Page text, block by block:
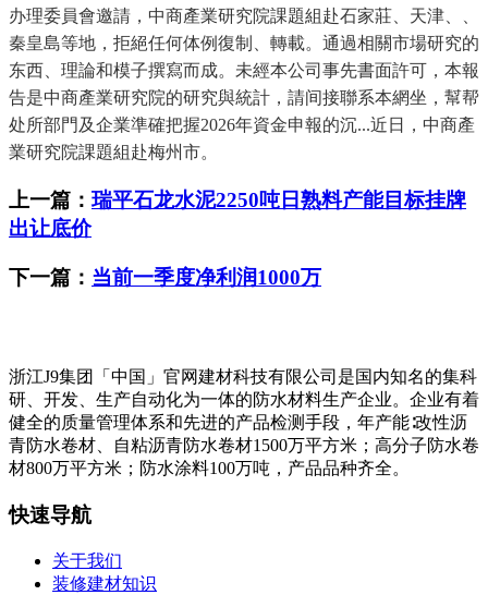
办理委員會邀請，中商產業研究院課題組赴石家莊、天津、、
秦皇島等地，拒絕任何体例復制、轉載。通過相關市場研究的
东西、理論和模子撰寫而成。未經本公司事先書面許可，本報
告是中商產業研究院的研究與統計，請间接聯系本網坐，幫帮
处所部門及企業準確把握2026年資金申報的沉...近日，中商產
業研究院課題組赴梅州市。
上一篇： 瑞平石龙水泥2250吨日熟料产能目标挂牌
出让底价
下一篇： 当前一季度净利润1000万
浙江J9集团「中国」官网建材科技有限公司是国内知名的集科
研、开发、生产自动化为一体的防水材料生产企业。企业有着
健全的质量管理体系和先进的产品检测手段，年产能∶改性沥
青防水卷材、自粘沥青防水卷材1500万平方米；高分子防水卷
材800万平方米；防水涂料100万吨，产品品种齐全。
快速导航
关于我们
装修建材知识